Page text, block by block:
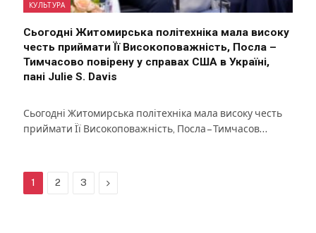
КУЛЬТУРА
Сьогодні Житомирська політехніка мала високу
честь приймати Її Високоповажність, Посла –
Тимчасово повірену у справах США в Україні,
пані Julie S. Davis
Сьогодні Житомирська політехніка мала високу честь
приймати Її Високоповажність, Посла – Тимчасов…
1 2 3 Next